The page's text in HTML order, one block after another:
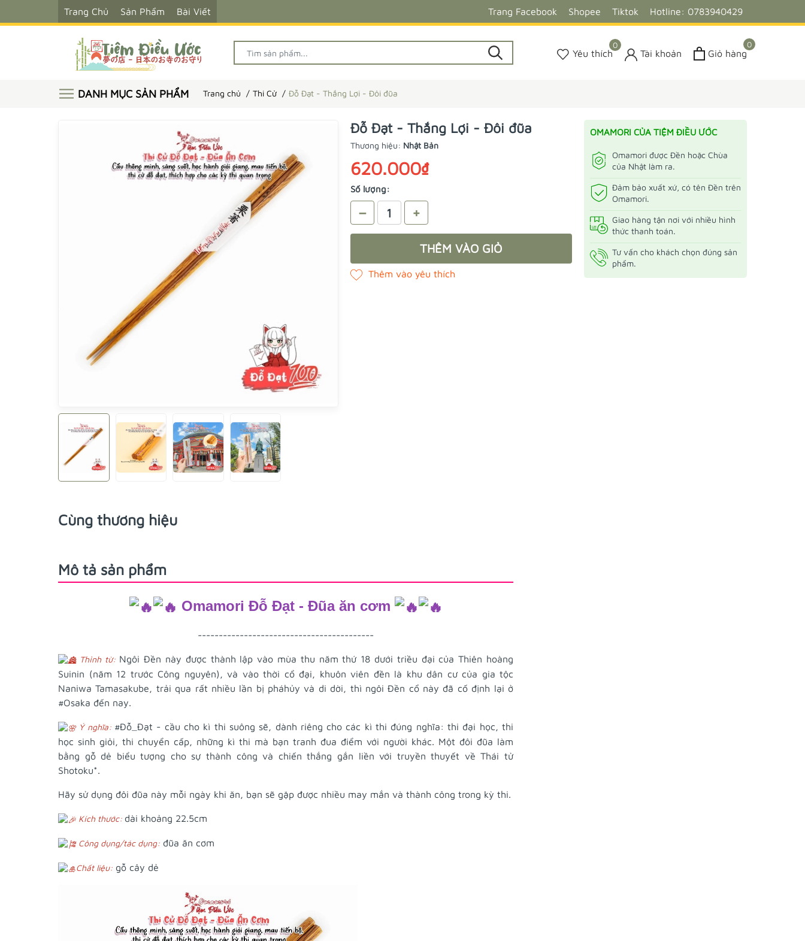
Trang Chủ Sản Phẩm Bài Viết Trang Facebook Shopee Tiktok Hotline: 0783940429
0
Yêu thích Tài khoản
0
Giỏ hàng
DANH MỤC SẢN PHẨM Trang chủ Thi Cử Đỗ Đạt - Thắng Lợi - Đôi đũa
Đỗ Đạt - Thắng Lợi - Đôi đũa
Thương hiệu: Nhật Bản
620.000₫
Số lượng:
– +
THÊM VÀO GIỎ
OMAMORI CỦA TIỆM ĐIỀU ƯỚC
Omamori được Đền hoặc Chùa
của Nhật làm ra.
Đảm bảo xuất xứ, có tên Đền trên
Omamori.
Giao hàng tận nơi với nhiều hình
thức thanh toán.
Tư vấn cho khách chọn đúng sản
phẩm.
Cùng thương hiệu
Mô tả sản phẩm
Omamori Đỗ Đạt - Đũa ăn cơm
------------------------------------------
Thỉnh từ:Ngôi Đền này được thành lập vào mùa thu năm thứ 18 dưới triều đại của Thiên hoàng
Suinin (năm 12 trước Công nguyên), và vào thời cổ đại, khuôn viên đền là khu dân cư của gia tộc
Naniwa Tamasakube, trải qua rất nhiều lần bị pháhủy và di dời, thì ngôi Đền cổ này đã cố định lại ở
#Osaka đến nay.
Ý nghĩa: #Đỗ_Đạt - cầu cho kì thi suông sẽ, dành riêng cho các kì thi đúng nghĩa: thi đại học, thi
học sinh giỏi, thi chuyển cấp, những kì thi mà bạn tranh đua điểm với người khác. Một đôi đũa làm
bằng gỗ dẻ biểu tượng cho sự thành công và chiến thắng gắn liền với truyền thuyết về Thái tử
Shotoku*.
Hãy sử dụng đôi đũa này mỗi ngày khi ăn, bạn sẽ gặp được nhiều may mắn và thành công trong kỳ thi.
Kích thước: dài khoảng 22.5cm
Công dụng/tác dụng: đũa ăn cơm
Chất liệu: gỗ cây dẻ